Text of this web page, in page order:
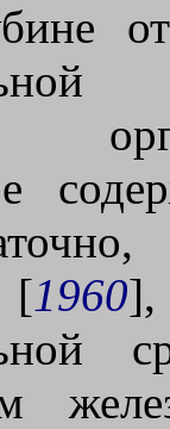
[1960